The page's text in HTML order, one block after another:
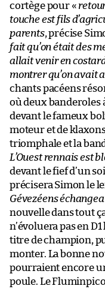
cortège pour «
touche est fils
parents, précise
fait qu’on était des
allait venir en
montrer qu’on avait
chants pacéens
où deux banderoles
devant le fameux
moteur et de
triomphale et la
L’Ouest rennais est
devant le fief d’un
précisera Simon le
Gévezéens
nouvelle dans tout
n’évoluera pas en
titre de champion,
monter. La bonne
pourraient encore
poule. Le